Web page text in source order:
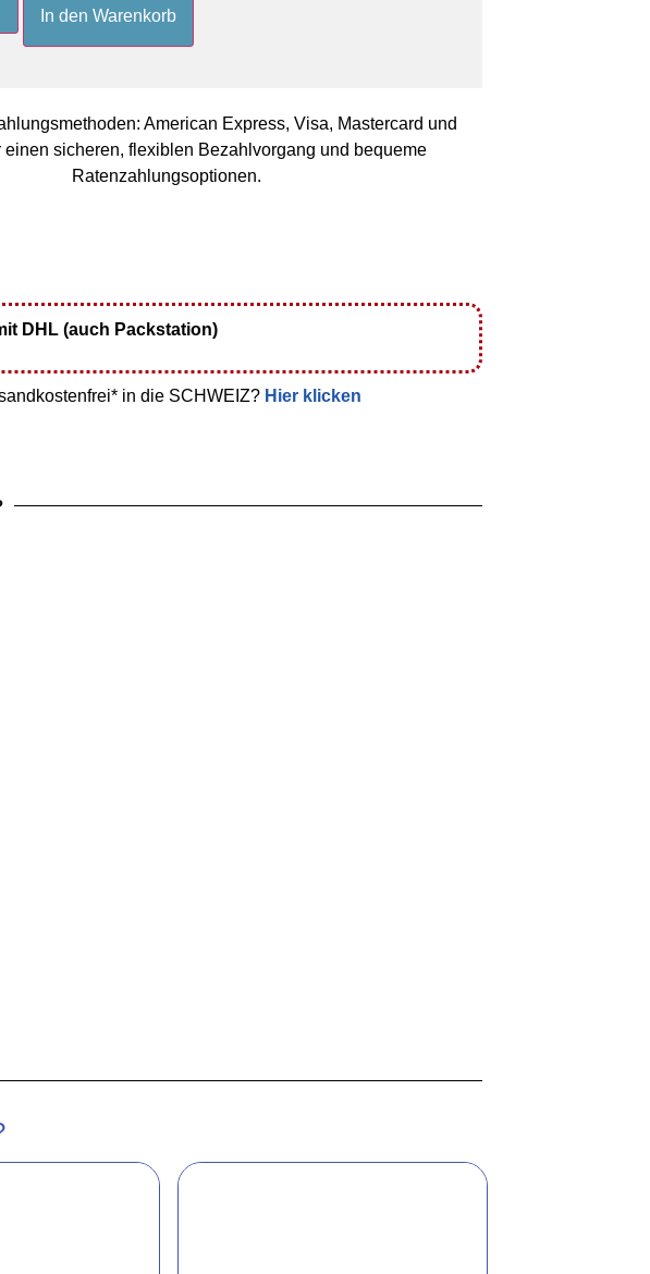
In den Warenkorb
DHL (auch Packstation)
in die SCHWEIZ? Hier klicken